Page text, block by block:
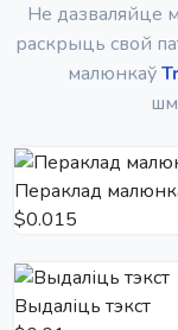
Не дазваляйце
раскрыць свой
малюнкаў
Пераклад
$0.015
Выдаліць тэкст